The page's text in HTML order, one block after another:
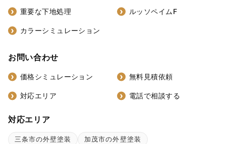
重要な下地処理 ルッソペイムF
カラーシミュレーション
お問い合わせ
価格シミュレーション 無料見積依頼
対応エリア 電話で相談する
対応エリア
三条市の外壁塗装
加茂市の外壁塗装